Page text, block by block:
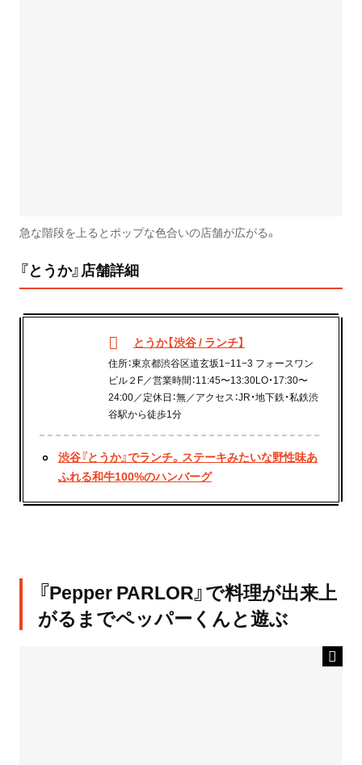
急な階段を上るとポップな色合いの店舗が広がる。
『とうか』店舗詳細
とうか【渋谷 / ランチ】
住所：東京都渋谷区道玄坂1−11−3 フォースワン
ビル２F／営業時間：11:45〜13:30LO・17:30〜
24:00／定休日：無／アクセス：JR・地下鉄・私鉄渋
谷駅から徒歩1分
渋谷『とうか』でランチ。ステーキみたいな野性味あ
ふれる和牛100%のハンバーグ
『Pepper PARLOR』で料理が出来上
がるまでペッパーくんと遊ぶ